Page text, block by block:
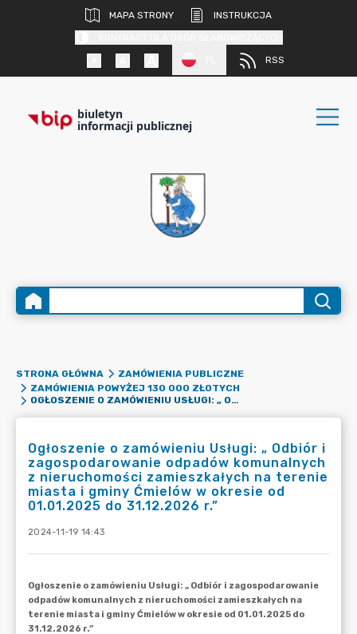
MAPA STRONY
INSTRUKCJA
RSS
biuletyn
informacji publicznej
STRONA GŁÓWNA
ZAMÓWIENIA PUBLICZNE
ZAMÓWIENIA POWYŻEJ 130 000 ZŁOTYCH
OGŁOSZENIE O ZAMÓWIENIU USŁUGI: „ ODBIÓR I ZAGOSPODAROWANIE ODPADÓW KOMUNALNYCH Z NIERUCHOMOŚCI ZAMIESZKAŁYCH NA TERENIE MIASTA I GMINY ĆMIELÓW W OKRESIE OD 01.01.2025 DO 31.12.2026 R.”
Ogłoszenie o zamówieniu Usługi: „ Odbiór i
zagospodarowanie odpadów komunalnych
z nieruchomości zamieszkałych na terenie
miasta i gminy Ćmielów w okresie od
01.01.2025 do 31.12.2026 r.”
2024-11-19 14:43